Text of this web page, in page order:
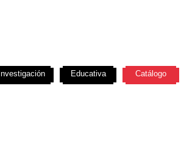
Investigación Educativa Catálogo